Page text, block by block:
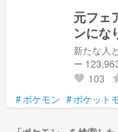
元フェ
ンにな
新たな人
ー
favorite 103
#ポケモン #ポケット